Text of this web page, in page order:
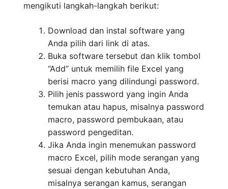
mengikuti langkah-langkah berikut:
Download dan instal software yang
Anda pilih dari link di atas.
Buka software tersebut dan klik tombol
“Add” untuk memilih file Excel yang
berisi macro yang dilindungi password.
Pilih jenis password yang ingin Anda
temukan atau hapus, misalnya password
macro, password pembukaan, atau
password pengeditan.
Jika Anda ingin menemukan password
macro Excel, pilih mode serangan yang
sesuai dengan kebutuhan Anda,
misalnya serangan kamus, serangan